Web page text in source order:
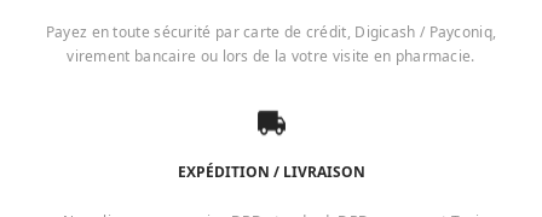
Payez en toute sécurité par carte de crédit, Digicash / Payconiq,
virement bancaire ou lors de la votre visite en pharmacie.
EXPÉDITION / LIVRAISON